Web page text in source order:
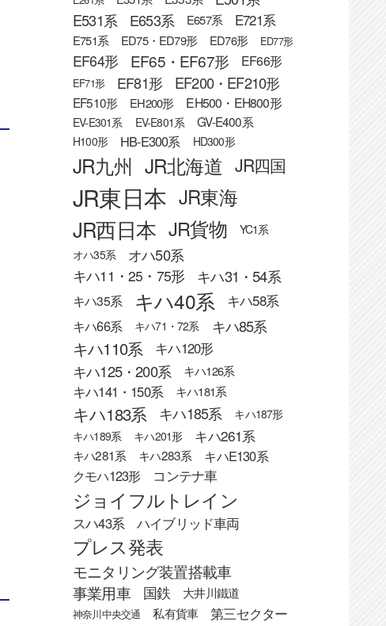
E531系 E653系 E657系 E721系
E751系 ED75・ED79形 ED76形 ED77形
EF64形 EF65・EF67形 EF66形
EF71形 EF81形 EF200・EF210形
EF510形 EH200形 EH500・EH800形
EV-E301系 EV-E801系 GV-E400系
H100形 HB-E300系 HD300形
JR九州 JR北海道 JR四国
JR東日本 JR東海
JR西日本 JR貨物
YC1系
オハ35系
オハ50系
キハ11・25・75形 キハ31・54系
キハ35系 キハ40系
キハ58系
キハ66系
キハ71・72系 キハ85系
キハ110系 キハ120形
キハ125・200系 キハ126系
キハ141・150系 キハ181系
キハ183系 キハ185系
キハ187形
キハ189系
キハ201形 キハ261系
キハ281系 キハ283系
キハE130系
クモハ123形
コンテナ車
ジョイフルトレイン
スハ43系 ハイブリッド車両
プレス発表
モニタリング装置搭載車
事業用車 国鉄 大井川鐵道
神奈川中央交通 私有貨車
第三セクター